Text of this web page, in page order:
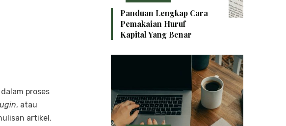
proses
, atau
artikel.
Panduan Lengkap Cara
Pemakaian Huruf
Kapital Yang Benar